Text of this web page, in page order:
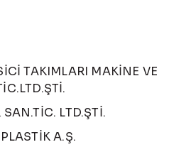
TAKIMLARI MAKİNE VE
LTD.ŞTİ.
A.Ş.